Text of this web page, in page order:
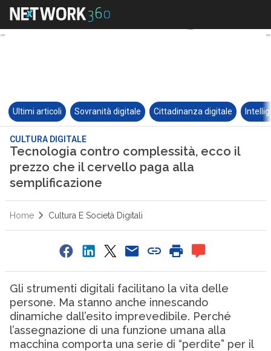
Ultimi articoli Sovranità digitale Cittadinanza digitale
CULTURA DIGITALE
Tecnologia contro complessità, ecco il
prezzo che il cervello paga alla
semplificazione
Home Cultura E Società Digitali
Gli strumenti digitali facilitano la vita delle
persone. Ma stanno anche innescando
dinamiche dall’esito imprevedibile. Perché
l’assegnazione di una funzione umana alla
macchina comporta una serie di “perdite” per il